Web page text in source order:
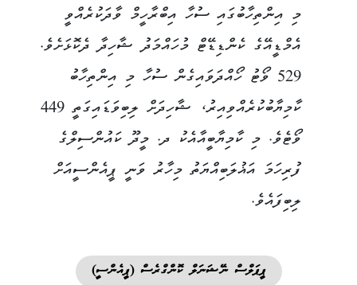
މި އިންތިހާބުގައި ސުހާ އިބްރާހީމް ވާދަކުރެއްވީ
އެމްޑީއޭގެ ކެންޑިޑޭޓް މުހައްމަދު ޝާހިދާ ދެކޮޅަށެވެ.
529 ވޯޓު ހޯއްދަވައިގެން ސުހާ މި އިންތިހާބު
ކާމިޔާބުކުރެއްވިއިރު، ޝާހިދަށް ލިބިވަޑައިގަތީ 449
ވޯޓެވެ. މި ކާމިޔާބީއާއެކު ދ. މީދޫ ކައުންސިލްގެ
ފުރިހަމަ އަޣުލަބިއްޔަތު މިހާރު ވަނީ ޕީއެންސީއަށް
ލިބިފައެވެ.
ޕީޕަލްސް ނޭޝަނަލް ކޮންގްރެސް (ޕީއެންސީ)